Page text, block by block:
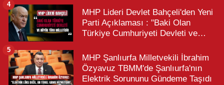
MHP Lideri Devlet Bahçeli'den Yeni
Parti Açıklaması : "Baki Olan
Türkiye Cumhuriyeti Devleti ve
4
MHP Şanlıurfa Milletvekili İbrahim
Özyavuz TBMM'de Şanlıurfa'nın
Elektrik Sorununu Gündeme Taşıdı
5